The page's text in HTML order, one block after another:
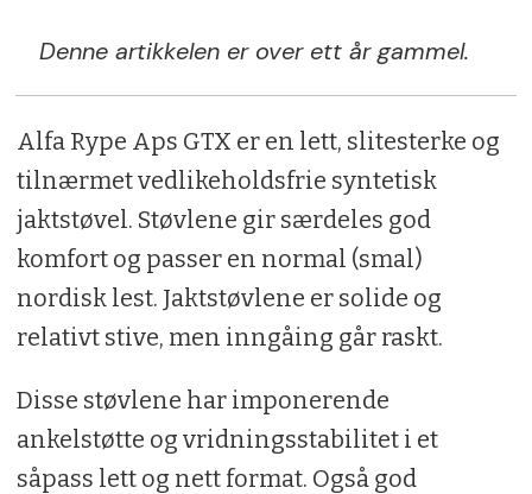
Denne artikkelen er over ett år gammel.
Alfa Rype Aps GTX er en lett, slitesterke og
tilnærmet vedlikeholdsfrie syntetisk
jaktstøvel. Støvlene gir særdeles god
komfort og passer en normal (smal)
nordisk lest. Jaktstøvlene er solide og
relativt stive, men inngåing går raskt.
Disse støvlene har imponerende
ankelstøtte og vridningsstabilitet i et
såpass lett og nett format. Også god